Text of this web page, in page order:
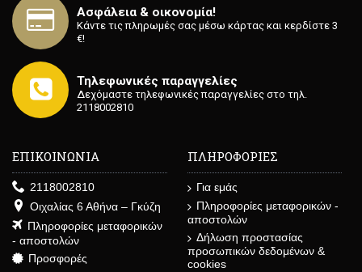
Ασφάλεια & οικονομία!
Κάντε τις πληρωμές σας μέσω κάρτας και κερδίστε 3
€!
Τηλεφωνικές παραγγελίες
Δεχόμαστε τηλεφωνικές παραγγελίες στο τηλ.
2118002810
ΕΠΙΚΟΙΝΩΝΙΑ
2118002810
Οιχαλίας 6 Αθήνα – Γκύζη
Πληροφορίες μεταφορικών
- αποστολών
Προσφορές
ΠΛΗΡΟΦΟΡΙΕΣ
Για εμάς
Πληροφορίες μεταφορικών -
αποστολών
Δήλωση προστασίας
προσωπικών δεδομένων &
cookies